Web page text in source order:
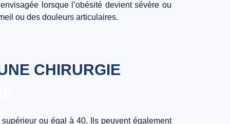
lorsque l’obésité devient sévère ou
ou des douleurs articulaires.
CHIRURGIE
ou égal à 40. Ils peuvent également